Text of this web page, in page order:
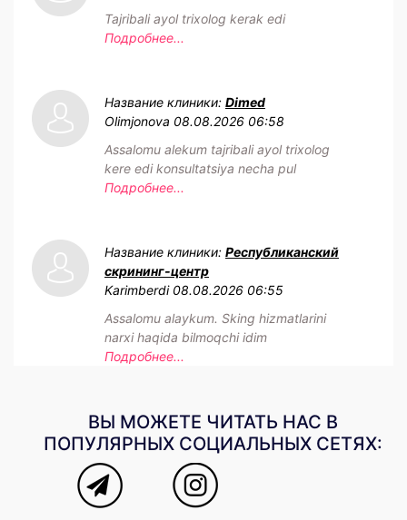
Tajribali ayol trixolog kerak edi
Подробнее...
Название клиники: Dimed
Olimjonova 08.08.2026 06:58
Assalomu alekum tajribali ayol trixolog
kere edi konsultatsiya necha pul
Подробнее...
Название клиники: Республиканский
скрининг-центр
Karimberdi 08.08.2026 06:55
Assalomu alaykum. Sking hizmatlarini
narxi haqida bilmoqchi idim
Подробнее...
ВЫ МОЖЕТЕ ЧИТАТЬ НАС В
ПОПУЛЯРНЫХ СОЦИАЛЬНЫХ СЕТЯХ: